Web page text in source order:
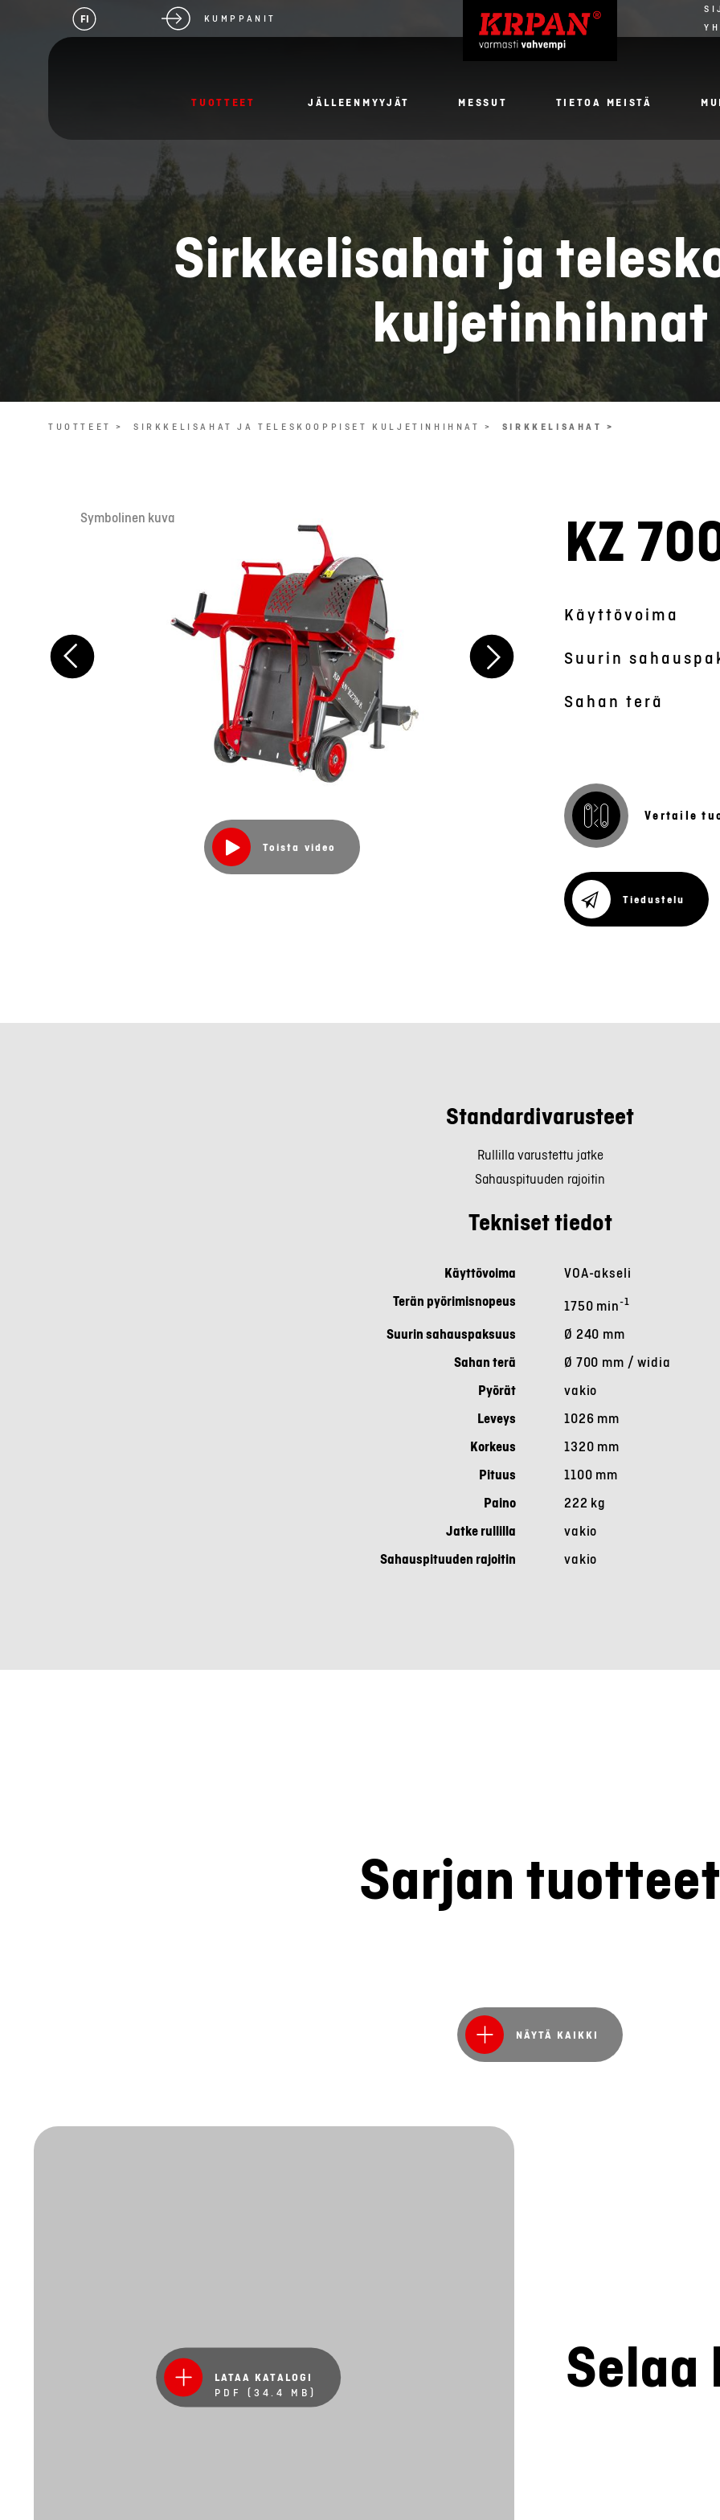
FI KUMPPANIT
TUOTTEET JÄLLEENMYYJÄT MESSUT TIETOA MEISTÄ
Sirkkelisahat ja
kuljetinhihnat
TUOTTEET > SIRKKELISAHAT JA TELESKOOPPISET KULJETINHIHNAT > SIRKKELISAHAT >
Symbolinen kuva Symbolinen kuva
Toista video
KZ
Käyttövoima
Suurin
Sahan terä
Vertaile
Tiedustelu
Standardivarusteet
Rullilla varustettu jatke
Sahauspituuden rajoitin
Tekniset tiedot
Käyttövoima
VOA-akseli
Terän pyörimisnopeus
1750 min-1
Suurin sahauspaksuus
Ø 240 mm
Sahan terä
Ø 700 mm / widia
Pyörät
vakio
Leveys
1026 mm
Korkeus
1320 mm
Pituus
1100 mm
Paino
222 kg
Jatke rullilla
vakio
Sahauspituuden rajoitin
vakio
Sarjan tuotteet
NÄYTÄ KAIKKI
LATAA KATALOGI
PDF (34.4 MB)